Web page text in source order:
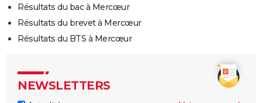
Résultats du bac à Mercœur
Résultats du brevet à Mercœur
Résultats du BTS à Mercœur
NEWSLETTERS